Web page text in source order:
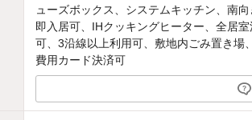
ューズボックス、システムキッチン、南
即入居可、IHクッキングヒーター、全居
可、3沿線以上利用可、敷地内ごみ置き場
費用カード決済可